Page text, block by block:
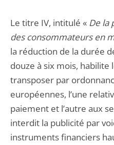
Le titre IV, intitulé « De la
des consommateurs en
la réduction de la durée
douze à six mois, habilite
transposer par
européennes, l’une
paiement et l’autre aux
interdit la publicité par
instruments financiers